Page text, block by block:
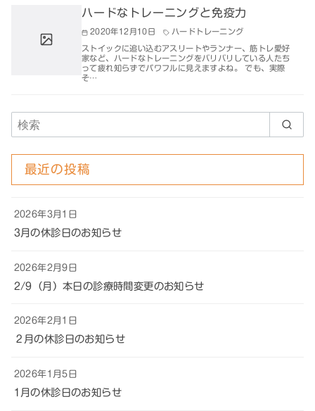
ハードなトレーニングと免疫力
2020年12月10日 ハードトレーニング
ストイックに追い込むアスリートやランナー、筋トレ愛好
家など、ハードなトレーニングをバリバリしている人たち
って疲れ知らずでパワフルに見えますよね。 でも、実際
そ…
最近の投稿
3月の休診日のお知らせ
2026年3月1日
2/9（月）本日の診療時間変更のお知らせ
2026年2月9日
２月の休診日のお知らせ
2026年2月1日
1月の休診日のお知らせ
2026年1月5日